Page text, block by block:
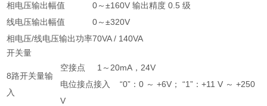
相电压输出幅值
0～±160V 输出精度 0.5 级
线电压输出幅值
0～±320V
相电压/线电压输出功率70VA / 140VA
开关量
8路开关量输
入
空接点 1～20mA，24V
电位接点接入 “0”：0 ～ +6V； “1”：+11 V ～ +250
V